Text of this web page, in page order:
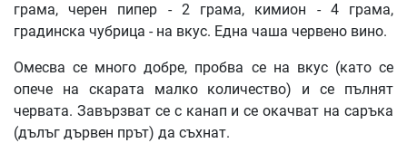
грама, черен пипер - 2 грама, кимион - 4 грама,
градинска чубрица - на вкус. Една чаша червено вино.
Омесва се много добре, пробва се на вкус (като се
опече на скарата малко количество) и се пълнят
червата. Завързват се с канап и се окачват на саръка
(дълъг дървен прът) да съхнат.